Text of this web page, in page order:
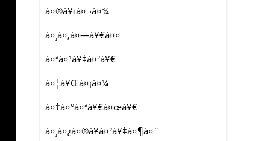
à¤®à¥‹à¤¬à¤¾
à¤¸à¤‚à¤—à¥€à¤¤
à¤ªà¤¹à¥‡à¤²à¥€
à¤¦à¥Œà¤¡à¤¼
à¤†à¤°à¤ªà¥€à¤œà¥€
à¤¸à¤¿à¤®à¥à¤²à¥‡à¤¶à¤¨